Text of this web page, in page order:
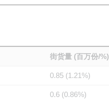
街货量 (百万份/%)
0.85 (1.21%)
0.6 (0.86%)